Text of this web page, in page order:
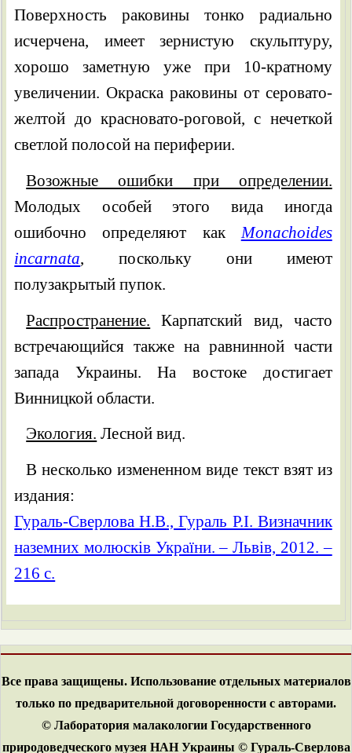
Поверхность раковины тонко радиально
исчерчена, имеет зернистую скульптуру,
хорошо заметную уже при 10-кратному
увеличении. Окраска раковины от серовато-
желтой до красновато-роговой, с нечеткой
светлой полосой на периферии.
Возожные ошибки при определении.
Молодых особей этого вида иногда
ошибочно определяют какMonachoides
incarnata, поскольку они имеют
полузакрытый пупок.
Распространение. Карпатский вид, часто
встречающийся также на равнинной части
запада Украины. На востоке достигает
Винницкой области.
Экология. Лесной вид.
В несколько измененном виде текст взят из
издания:
Гураль-Сверлова Н.В., Гураль Р.І. Визначник
наземних молюсків України. – Львів, 2012. –
216 с.
Все права защищены. Использование отдельных материалов
только по предварительной договоренности с авторами.
© Лаборатория малакологии Государственного
природоведческого музея НАН Украины © Гураль-Сверлова